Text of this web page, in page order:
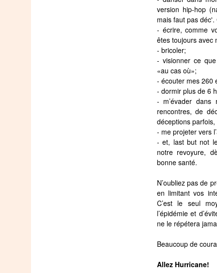
version hip-hop
mais faut pas
- écrire, comme
êtes toujours avec
- bricoler;
- visionner ce
«au cas où»;
- écouter mes 260
- dormir plus de 6
- m’évader dans
rencontres, de
déceptions parfois,
- me projeter vers
- et, last but not
notre revoyure,
bonne santé.
N’oubliez pas de
en limitant vos
C’est le seul
l’épidémie et
ne le répétera
Beaucoup de
Allez Hurricane!